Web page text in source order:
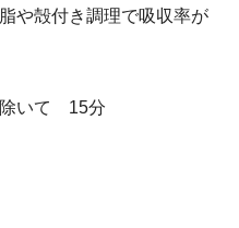
や殻付き調理で吸収率が
いて 15分